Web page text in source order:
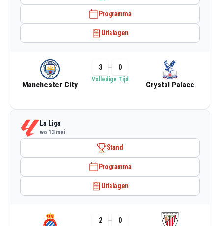
Programma
Uitslagen
Manchester City
3 0
Volledige Tijd
Crystal Palace
La Liga
wo 13 mei
Stand
Programma
Uitslagen
2 0